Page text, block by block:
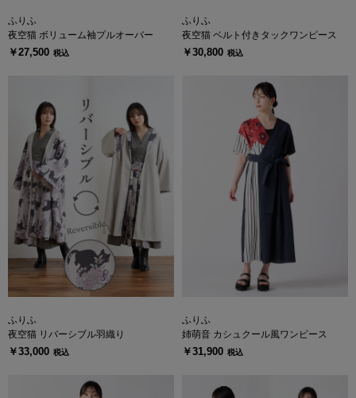
ふりふ
夜空猫 ボリューム袖プルオーバー
￥27,500 税込
ふりふ
夜空猫 ベルト付きタックワンピース
￥30,800 税込
ふりふ
夜空猫 リバーシブル羽織り
￥33,000 税込
ふりふ
姉萌音 カシュクール風ワンピース
￥31,900 税込